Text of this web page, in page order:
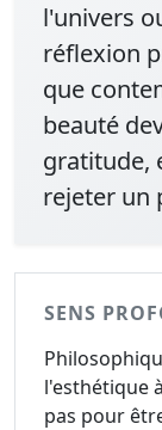
l'univers
réflexion
que
beauté
gratitude,
rejeter un
SENS
l'esthétique
pas pour